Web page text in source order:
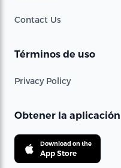
Contact Us
Términos de uso
Privacy Policy
Obtener la aplicación
Download on the
App Store